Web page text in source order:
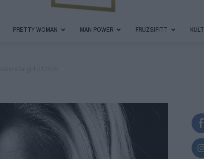
Magazin
PRETTY WOMAN MAN POWER FRUZSIFITT KULT